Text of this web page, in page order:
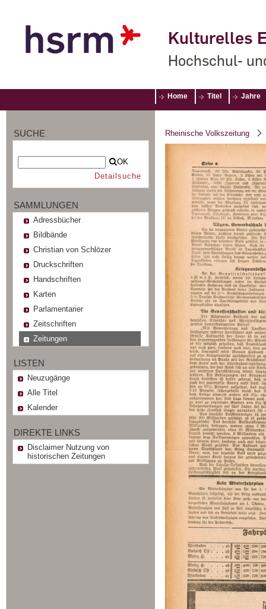
Kulturelles
Hochschul-
Home Titel Jahre
SUCHE
OK
Detailsuche
SAMMLUNGEN
Adressbücher
Bildbände
Christian von Schlözer
Druckschriften
Handschriften
Karten
Parlamentarier
Zeitschriften
Zeitungen
LISTEN
Neuzugänge
Alle Titel
Kalender
DIREKTE LINKS
Disclaimer Nutzung von
historischen Zeitungen
Rheinische Volkszeitung